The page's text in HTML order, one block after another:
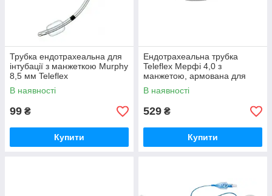
Трубка ендотрахеальна для
інтубації з манжеткою Murphy
8,5 мм Teleflex
В наявності
99 ₴
Купити
Ендотрахеальна трубка
Teleflex Мерфі 4,0 з
манжетою, армована для
інтубації
В наявності
529 ₴
Купити